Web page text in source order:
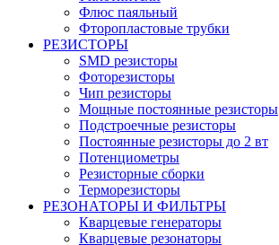
Флюс паяльный
Фторопластовые трубки
РЕЗИСТОРЫ
SMD резисторы
Фоторезисторы
Чип резисторы
Мощные постоянные резисторы
Подстроечные резисторы
Постоянные резисторы до 2 вт
Потенциометры
Резисторные сборки
Терморезисторы
РЕЗОНАТОРЫ И ФИЛЬТРЫ
Кварцевые генераторы
Кварцевые резонаторы